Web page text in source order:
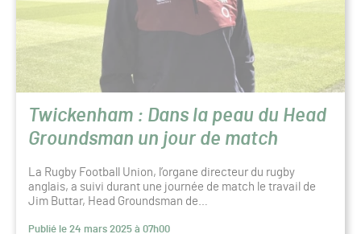
Twickenham : Dans la peau du Head
Groundsman un jour de match
La Rugby Football Union, l’organe directeur du rugby
anglais, a suivi durant une journée de match le travail de
Jim Buttar, Head Groundsman de…
Publié le 24 mars 2025 à 07h00